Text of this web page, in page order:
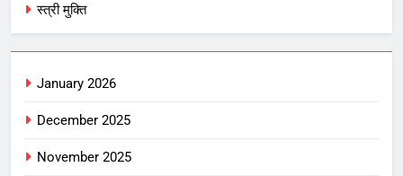
स्त्री मुक्ति
January 2026
December 2025
November 2025